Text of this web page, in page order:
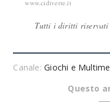
www.cidiverte.it
Tutti i diritti riservati
Canale:Giochi e
Questo